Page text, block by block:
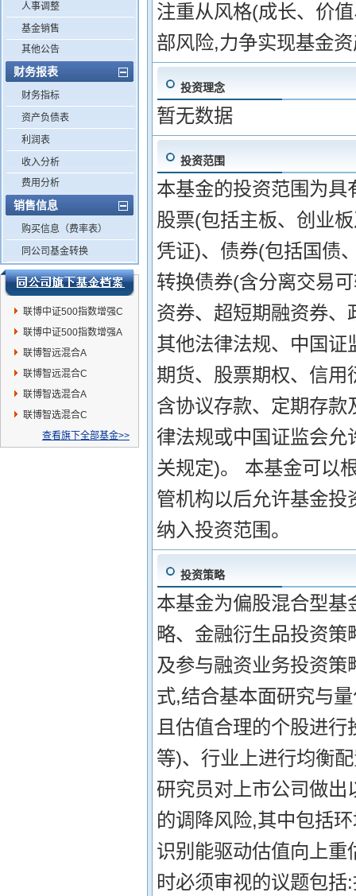
人事调整
基金销售
其他公告
财务报表
财务指标
资产负债表
利润表
收入分析
费用分析
销售信息
购买信息（费率表）
同公司基金转换
联博中证500指数增强C
联博中证500指数增强A
联博智远混合A
联博智远混合C
联博智选混合A
联博智选混合C
查看旗下全部基金>>
注重从风格(成长、价
部风险,力争实现基金
投资理念
暂无数据
投资范围
本基金的投资范围为
股票(包括主板、创业
凭证)、债券(包括国债
转换债券(含分离交易
资券、超短期融资券
其他法律法规、中国
期货、股票期权、信
含协议存款、定期存
律法规或中国证监会
关规定)。 本基金可以
管机构以后允许基金
纳入投资范围。
投资策略
本基金为偏股混合型
略、金融衍生品投资
及参与融资业务投资
式,结合基本面研究与
且估值合理的个股进
等)、行业上进行均衡
研究员对上市公司做
的调降风险,其中包括
识别能驱动估值向上
时必须审视的议题包